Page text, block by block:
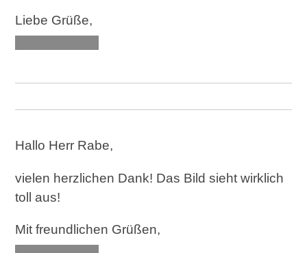
Liebe Grüße,
Hallo Herr Rabe,
vielen herzlichen Dank! Das Bild sieht wirklich
toll aus!
Mit freundlichen Grüßen,